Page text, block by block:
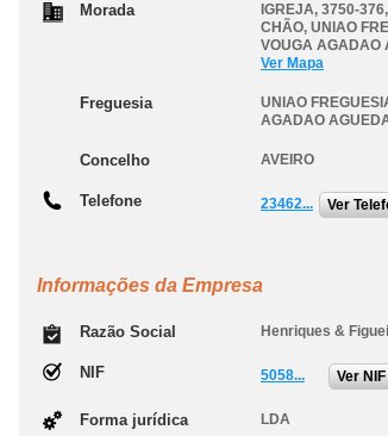
Morada
IGREJA, 3750-
CHÃO, UNIAO
VOUGA AGADAO
Ver Mapa
Freguesia
UNIAO
AGADAO
Concelho AVEIRO
Telefone 23462... Ver
Informações da Empresa
Razão Social Henriques &
NIF 5058... Ver NIF
Forma jurídica LDA